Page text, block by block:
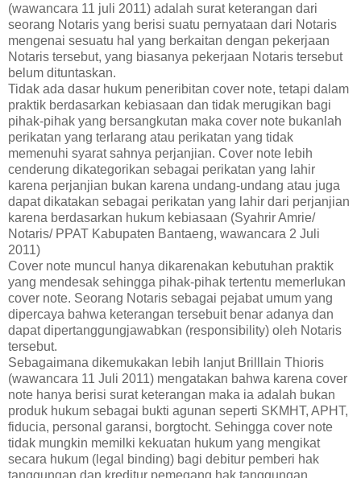
(wawancara 11 juli 2011) adalah surat keterangan dari
seorang Notaris yang berisi suatu pernyataan dari Notaris
mengenai sesuatu hal yang berkaitan dengan pekerjaan
Notaris tersebut, yang biasanya pekerjaan Notaris tersebut
belum dituntaskan.
Tidak ada dasar hukum peneribitan cover note, tetapi dalam
praktik berdasarkan kebiasaan dan tidak merugikan bagi
pihak-pihak yang bersangkutan maka cover note bukanlah
perikatan yang terlarang atau perikatan yang tidak
memenuhi syarat sahnya perjanjian. Cover note lebih
cenderung dikategorikan sebagai perikatan yang lahir
karena perjanjian bukan karena undang-undang atau juga
dapat dikatakan sebagai perikatan yang lahir dari perjanjian
karena berdasarkan hukum kebiasaan (Syahrir Amrie/
Notaris/ PPAT Kabupaten Bantaeng, wawancara 2 Juli
2011)
Cover note muncul hanya dikarenakan kebutuhan praktik
yang mendesak sehingga pihak-pihak tertentu memerlukan
cover note. Seorang Notaris sebagai pejabat umum yang
dipercaya bahwa keterangan tersebuit benar adanya dan
dapat dipertanggungjawabkan (responsibility) oleh Notaris
tersebut.
Sebagaimana dikemukakan lebih lanjut Brilllain Thioris
(wawancara 11 Juli 2011) mengatakan bahwa karena cover
note hanya berisi surat keterangan maka ia adalah bukan
produk hukum sebagai bukti agunan seperti SKMHT, APHT,
fiducia, personal garansi, borgtocht. Sehingga cover note
tidak mungkin memilki kekuatan hukum yang mengikat
secara hukum (legal binding) bagi debitur pemberi hak
tanggungan dan kreditur pemegang hak tanggungan.